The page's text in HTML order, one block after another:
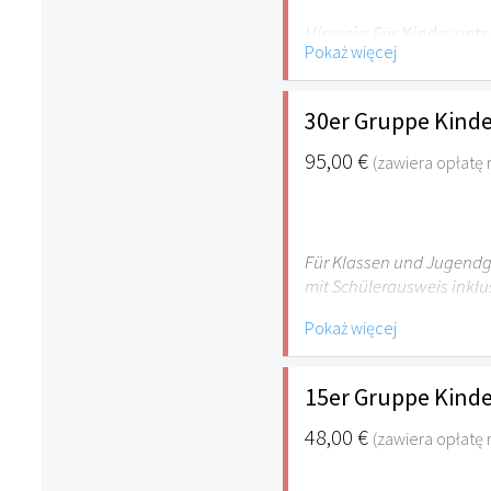
Hinweis: Für Kinder
empfehlenswert.
Pokaż więcej
30er Gruppe
95,00 € (zawiera opłatę
Für Klassen und
mit Schülerausweis
Hinweis: Für Kinder
empfehlenswert.
Pokaż więcej
15er Gruppe
48,00 € (zawiera opłatę